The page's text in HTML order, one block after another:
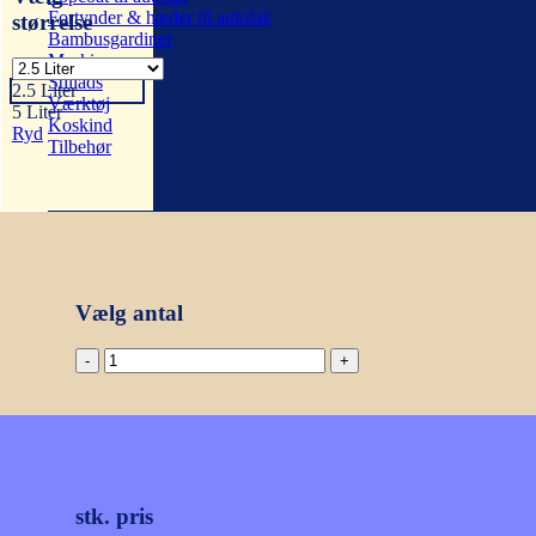
Fortynder & hæder til autolak
Bambusgardiner
Maskiner
Stillads
Værktøj
Koskind
Tilbehør
størrelse
2.5 Liter
5 Liter
Ryd
Vælg antal
Trip
trap
-
stk. pris